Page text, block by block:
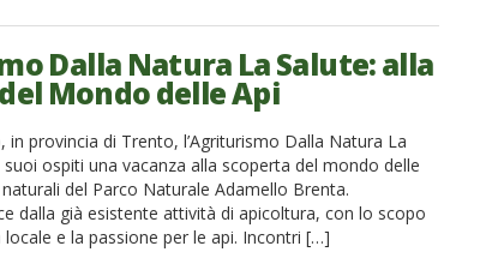
Dalla Natura La Salute: alla
Mondo delle Api
in provincia di Trento, l’Agriturismo Dalla Natura La
ospiti una vacanza alla scoperta del mondo delle
del Parco Naturale Adamello Brenta.
dalla già esistente attività di apicoltura, con lo scopo
locale e la passione per le api. Incontri […]